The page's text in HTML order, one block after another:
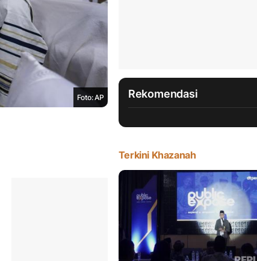
Foto: AP Rekomendasi
Terkini Khazanah